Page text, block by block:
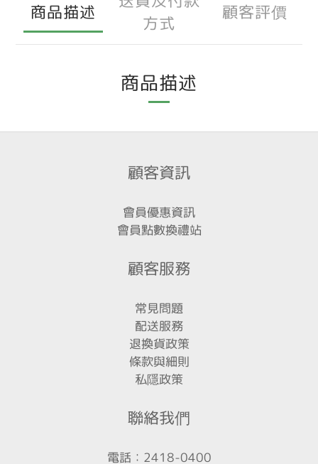
商品描述
方式
顧客評價
商品描述
顧客資訊
會員優惠資訊
會員點數換禮站
顧客服務
常見問題
配送服務
退換貨政策
條款與細則
私隱政策
聯絡我們
電話：2418-0400